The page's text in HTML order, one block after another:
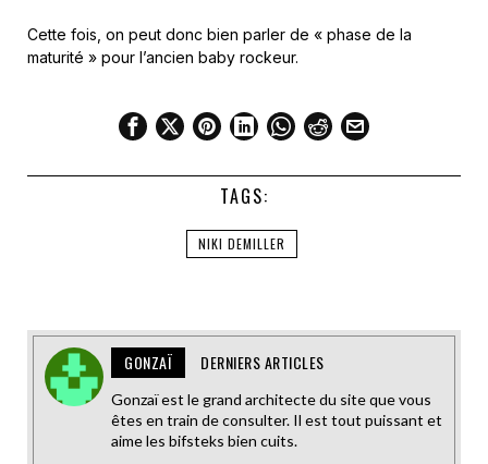
Cette fois, on peut donc bien parler de « phase de la
maturité » pour l’ancien baby rockeur.
TAGS:
NIKI DEMILLER
GONZAÏ DERNIERS ARTICLES
Gonzaï est le grand architecte du site que vous
êtes en train de consulter. Il est tout puissant et
aime les bifsteks bien cuits.